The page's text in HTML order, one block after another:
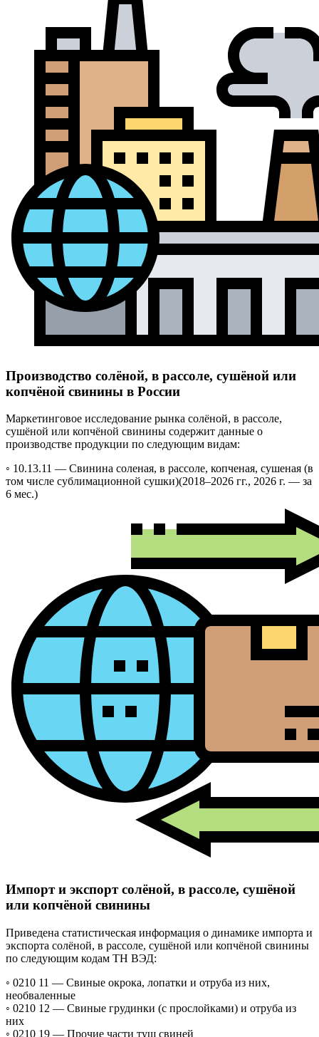
Производство солёной, в рассоле, сушёной или
копчёной свинины в России
Маркетинговое исследование рынка солёной, в рассоле,
сушёной или копчёной свинины содержит данные о
производстве продукции по следующим видам:
◦ 10.13.11 — Свинина соленая, в рассоле, копченая, сушеная (в
том числе сублимационной сушки)(2018–2026 гг., 2026 г. — за
6 мес.)
Импорт и экспорт солёной, в рассоле, сушёной
или копчёной свинины
Приведена статистическая информация о динамике импорта и
экспорта солёной, в рассоле, сушёной или копчёной свинины
по следующим кодам ТН ВЭД:
◦ 0210 11 — Свиные окрока, лопатки и отруба из них,
необваленные
◦ 0210 12 — Свиные грудинки (с прослойками) и отруба из
них
◦ 0210 19 — Прочие части туш свиней